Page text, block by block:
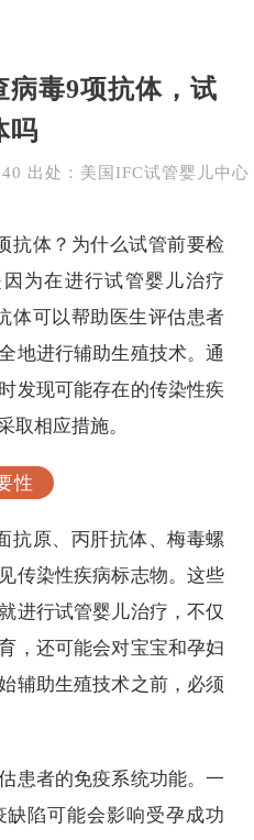
病毒9项抗体，试
吗
出处：美国IFC试管婴儿中心
抗体？为什么试管前要检
为在进行试管婴儿治疗
体可以帮助医生评估患者
地进行辅助生殖技术。通
发现可能存在的传染性疾
取相应措施。
性
抗原、丙肝抗体、梅毒螺
传染性疾病标志物。这些
进行试管婴儿治疗，不仅
，还可能会对宝宝和孕妇
辅助生殖技术之前，必须
患者的免疫系统功能。一
陷可能会影响受孕成功